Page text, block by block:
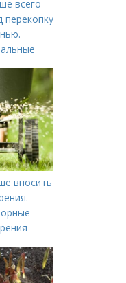
всего
перекопку
вносить